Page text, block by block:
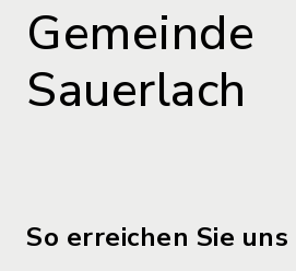
Gemeinde
Sauerlach
So erreichen Sie uns